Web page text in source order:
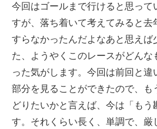
今回はゴールまで行けると思って
すが、落ち着いて考えてみると去
すらなかったんだよなあと思えば
た、ようやくこのレースがどんな
った気がします。今回は前回と違
部分を見ることができたので、も
どりたいかと言えば、今は「も
す。それくらい長く、単調で、厳